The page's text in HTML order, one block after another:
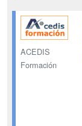
ACEDIS
Formación